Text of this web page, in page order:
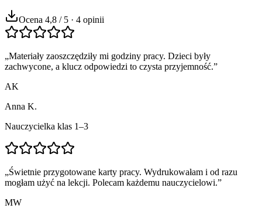
Ocena 4,8 / 5 · 4 opinii
„Materiały zaoszczędziły mi godziny pracy. Dzieci były
zachwycone, a klucz odpowiedzi to czysta przyjemność.”
AK
Anna K.
Nauczycielka klas 1–3
„Świetnie przygotowane karty pracy. Wydrukowałam i od razu
mogłam użyć na lekcji. Polecam każdemu nauczycielowi.”
MW